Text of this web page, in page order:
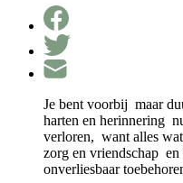
Je bent voorbij maar
harten en herinnering
verloren, want alles
zorg en vriendschap
onverliesbaar